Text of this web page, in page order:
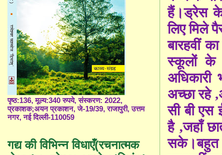
हैं।ड्रेस के
लिए मिले
बारहवीं
स्कूलों के
अधिकारी
अच्छा रहे ,
सी बी एस
है ,जहाँ
सके।बहुत
पृष्ठ:136, मूल्य:340 रुपये, संस्करण: 2022,
प्रकाशक;अयन प्रकाशन, जे-19/39, राजापुरी, उत्तम
नगर, नई दिल्ली-110059
गद्य की विभिन्न विधाएँ(रचनात्मक